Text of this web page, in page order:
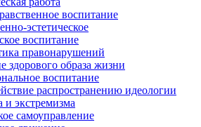
воспитание
эстетическое
воспитание
правонарушений
здорового образа жизни
воспитание
распространению идеологии
и экстремизма
самоуправление